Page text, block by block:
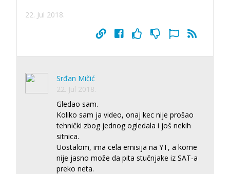
22. Jul 2018.
Srđan Mičić
22. Jul 2018.
Gledao sam.
Koliko sam ja video, onaj kec nije prošao
tehnički zbog jednog ogledala i još nekih
sitnica.
Uostalom, ima cela emisija na YT, a kome
nije jasno može da pita stučnjake iz SAT-a
preko neta.